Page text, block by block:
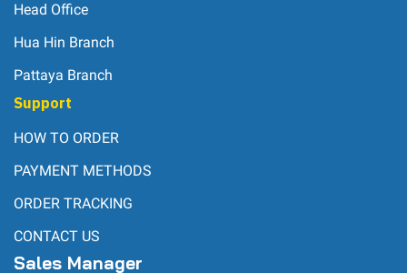
Head Office
Hua Hin Branch
Pattaya Branch
Support
HOW TO ORDER
PAYMENT METHODS
ORDER TRACKING
CONTACT US
Sales Manager